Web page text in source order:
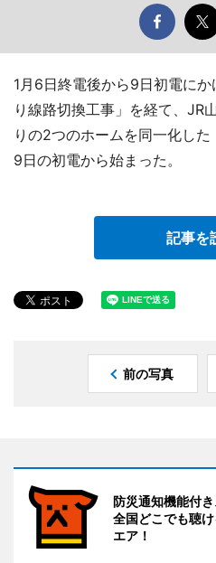
1月6日終電後から9日初電に
り線路切換工事」を経て、JR
りの2つのホームを同一化し
9日の初電から始まった。
記事を
前の写真
防災通知機能付
全国どこでも聴
エア！